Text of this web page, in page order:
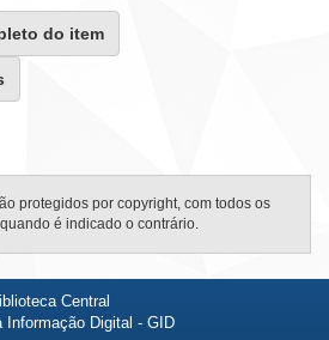
do item
protegidos por copyright, com todos os
é indicado o contrário.
Central
Informação Digital - GID